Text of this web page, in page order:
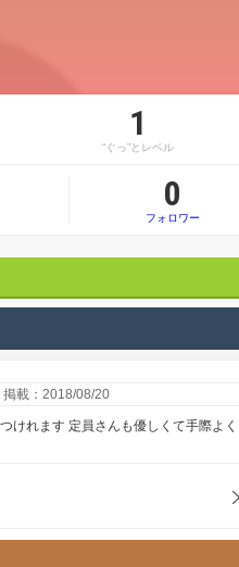
1
“ぐっ”とレベル
0
フォロワー
掲載：2018/08/20
けれます 定員さんも優しくて手際よく